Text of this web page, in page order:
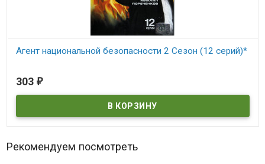
Агент национальной безопасности 2 Сезон (12 серий)*
303 ₽
Рекомендуем посмотреть